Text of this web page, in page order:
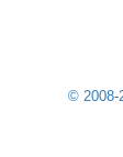
© 2008-